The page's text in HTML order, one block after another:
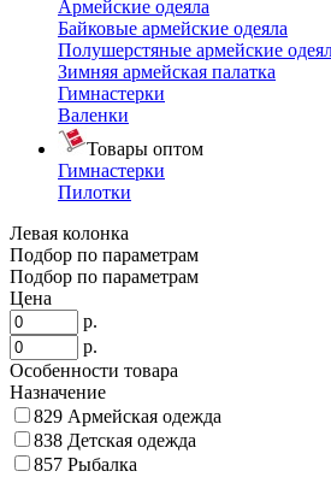
Армейские одеяла
Байковые армейские одеяла
Полушерстяные армейские
Зимняя армейская палатка
Гимнастерки
Валенки
Товары оптом
Гимнастерки
Пилотки
Левая колонка
Подбор по параметрам
Подбор по параметрам
Цена
р.
р.
Особенности товара
Назначение
829 Армейская одежда
838 Детская одежда
857 Рыбалка